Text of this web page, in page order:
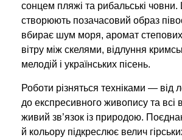
сонцем пляжі та рибальські човни.
створюють позачасовий образ
вбирає шум моря, аромат
вітру між скелями, відлуння
мелодій і українських пісень.
Роботи різняться техніками — від
до експресивного живопису та всі
живий зв’язок із природою.
й кольору підкреслює велич